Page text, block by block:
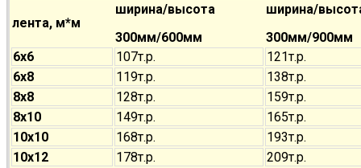
лента, м*м
ширина/высота
300мм/600мм
ширина/
300мм/900мм
6х6
107т.р.
121т.р.
6х8
119т.р.
138т.р.
8х8
128т.р.
159т.р.
8х10
149т.р.
165т.р.
10х10
168т.р.
193т.р.
10х12
178т.р.
209т.р.